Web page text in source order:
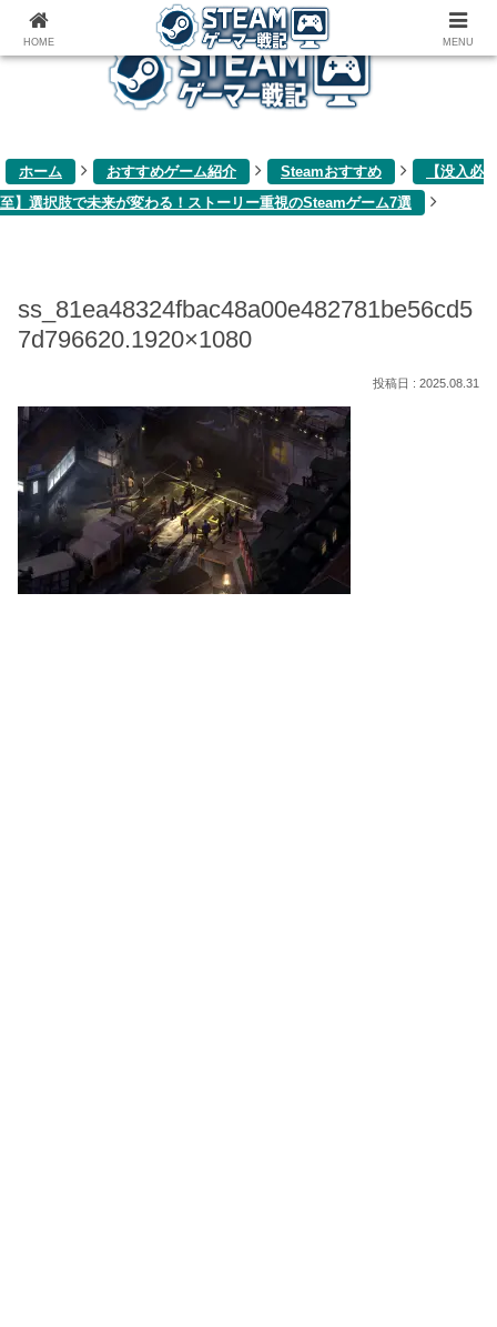
ゲーム関連雑記ブログ
ホーム おすすめゲーム紹介 Steamおすすめ
【没入必
至】選択肢で未来が変わる！ストーリー重視のSteamゲーム7選
ss_81ea48324fbac48a00e482781be56cd5
7d796620.1920×1080
2025.08.31
HOME MENU